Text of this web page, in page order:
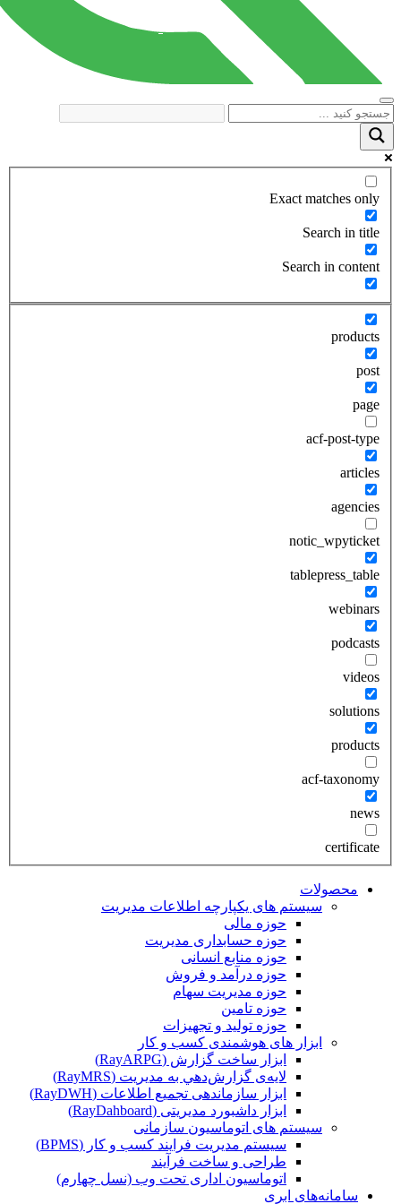
Exact matches only
Search in title
Search in content
products
post
page
acf-post-type
articles
agencies
notic_wpyticket
tablepress_table
webinars
podcasts
videos
solutions
products
acf-taxonomy
news
certificate
محصولات
سیستم های یکپارچه اطلاعات مدیریت
حوزه مالی
حوزه حسابداری مدیریت
حوزه منابع انسانی
حوزه درآمد و فروش
حوزه مدیریت سهام
حوزه تامین
حوزه تولید و تجهیزات
ابزار های هوشمندی کسب و کار
ابزار ساخت گزارش (RayARPG)
لایه‌ی گزارش‌دهي به مديريت (RayMRS)
ابزار سازماندهی تجمیع اطلاعات (RayDWH)
ابزار داشبورد مدیریتی (RayDahboard)
سیستم های اتوماسیون سازمانی
سیستم مدیریت فرایند کسب و کار (BPMS)
طراحی و ساخت فرآیند
اتوماسیون اداری تحت وب (نسل چهارم)
سامانه‌های ابری